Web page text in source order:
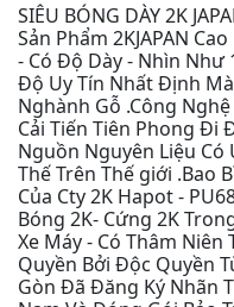
SIÊU BÓNG DÀY 2K
Sản Phẩm 2KJAPAN
- Có Độ Dày - Nhìn Như
Độ Uy Tín Nhất Định
Nghành Gỗ .Công
Cải Tiến Tiên Phong Đi
Nguồn Nguyên Liệu
Thế Trên Thế giới .Bao
Của Cty 2K Hapot -
Bóng 2K- Cứng 2K
Xe Máy - Có Thâm
Quyền Bởi Độc Quyền
Gòn Đã Đăng Ký Nhãn